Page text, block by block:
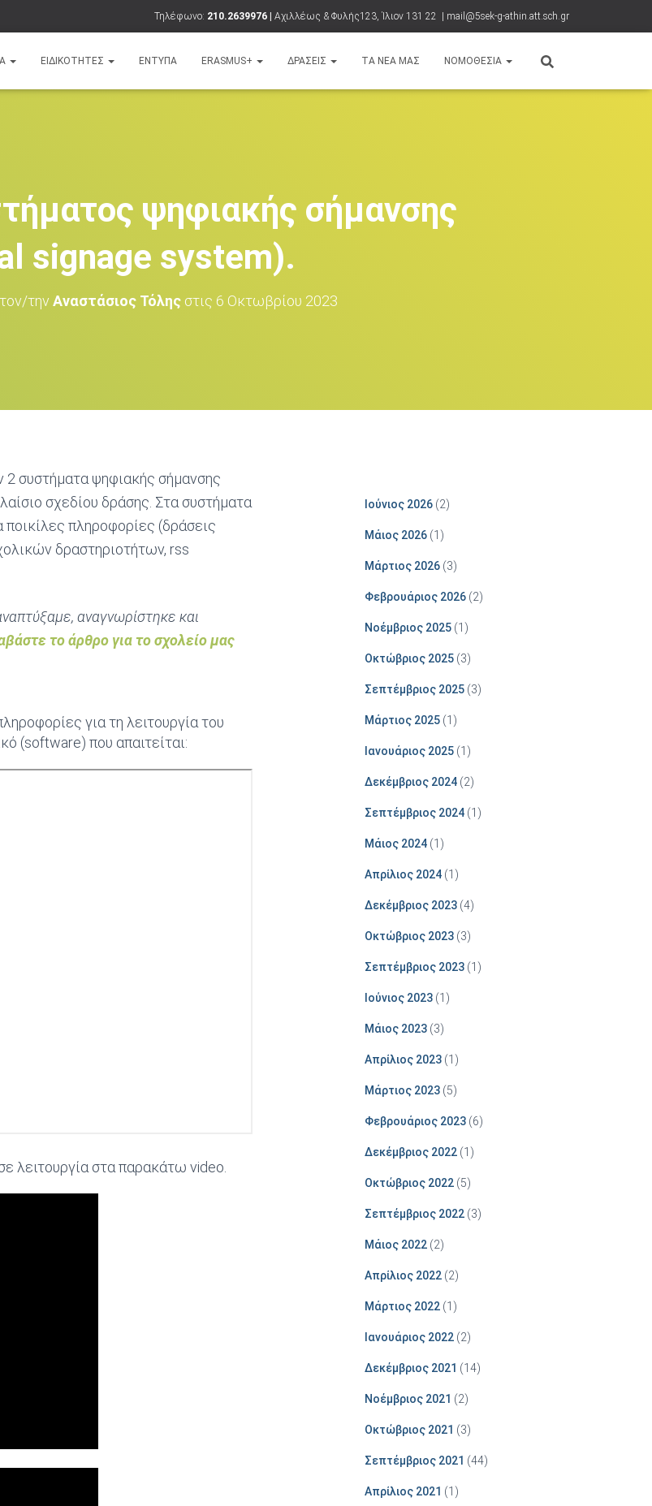
Τηλέφωνο: 210.2639976 | Αχιλλέως & Φυλής123, Ίλιον 131 22 | mail@5sek-g-athin.att.sch.gr
ΕΙΔΙΚΌΤΗΤΕΣ ΈΝΤΥΠΑ ERASMUS+ ΔΡΑΣΕΙΣ ΤΑ ΝΈΑ ΜΑΣ ΝΟΜΟΘΕΣΊΑ
ψηφιακής σήμανσης
signage system).
την Αναστάσιος Τόλης στις 6 Οκτωβρίου 2023
2 συστήματα ψηφιακής σήμανσης
σχεδίου δράσης. Στα συστήματα
πληροφορίες (δράσεις
δραστηριοτήτων, rss
αναγνωρίστηκε και
το άρθρο για το σχολείο μας
για τη λειτουργία του
(software) που απαιτείται:
λειτουργία στα παρακάτω video.
Ιούνιος 2026(2)
Μάιος 2026(1)
Μάρτιος 2026(3)
Φεβρουάριος 2026(2)
Νοέμβριος 2025(1)
Οκτώβριος 2025(3)
Σεπτέμβριος 2025(3)
Μάρτιος 2025(1)
Ιανουάριος 2025(1)
Δεκέμβριος 2024(2)
Σεπτέμβριος 2024(1)
Μάιος 2024(1)
Απρίλιος 2024(1)
Δεκέμβριος 2023(4)
Οκτώβριος 2023(3)
Σεπτέμβριος 2023(1)
Ιούνιος 2023(1)
Μάιος 2023(3)
Απρίλιος 2023(1)
Μάρτιος 2023(5)
Φεβρουάριος 2023(6)
Δεκέμβριος 2022(1)
Οκτώβριος 2022(5)
Σεπτέμβριος 2022(3)
Μάιος 2022(2)
Απρίλιος 2022(2)
Μάρτιος 2022(1)
Ιανουάριος 2022(2)
Δεκέμβριος 2021 (14)
Νοέμβριος 2021 (2)
Οκτώβριος 2021 (3)
Σεπτέμβριος 2021 (44)
Απρίλιος 2021 (1)